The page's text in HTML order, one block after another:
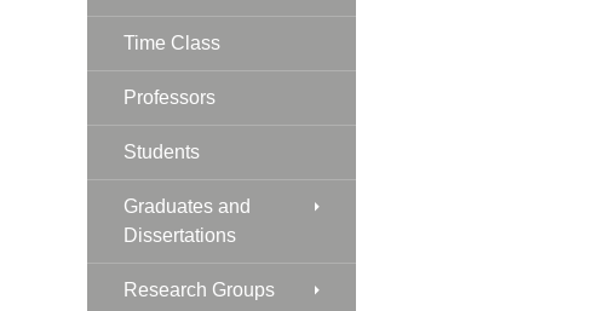
Time Class
Professors
Students
Graduates and
Dissertations
Research Groups